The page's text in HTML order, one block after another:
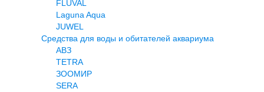
FLUVAL
Laguna Aqua
JUWEL
Средства для воды и обитателей аквариума
АВЗ
TETRA
ЗООМИР
SERA